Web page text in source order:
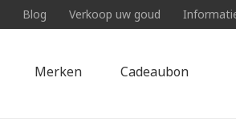
Blog Verkoop uw goud
Merken Cadeaubon